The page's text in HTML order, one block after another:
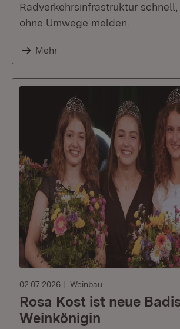
Radverkehrsinfrastruktur
ohne Umwege melden.
Mehr
02.07.2026 Weinbau
Rosa Kost ist neue
Weinkönigin